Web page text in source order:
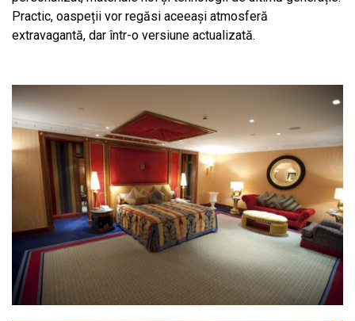
Practic, oaspeții vor regăsi aceeași atmosferă
extravagantă, dar într-o versiune actualizată.